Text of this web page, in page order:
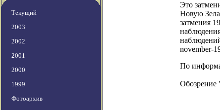
Текущий
2003
2002
2001
2000
1999
Фотоархив
Это
Новую
затмения
november-
По
Обозрение